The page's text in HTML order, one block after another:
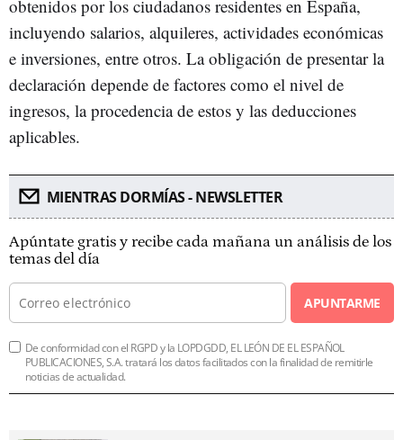
obtenidos por los ciudadanos residentes en España,
incluyendo salarios, alquileres, actividades económicas
e inversiones, entre otros. La obligación de presentar la
declaración depende de factores como el nivel de
ingresos, la procedencia de estos y las deducciones
aplicables.
MIENTRAS DORMÍAS - NEWSLETTER
Apúntate gratis y recibe cada mañana un análisis de los
temas del día
APUNTARME
De conformidad con el RGPD y la LOPDGDD, EL LEÓN DE EL ESPAÑOL
PUBLICACIONES, S.A. tratará los datos facilitados con la finalidad de remitirle
noticias de actualidad.